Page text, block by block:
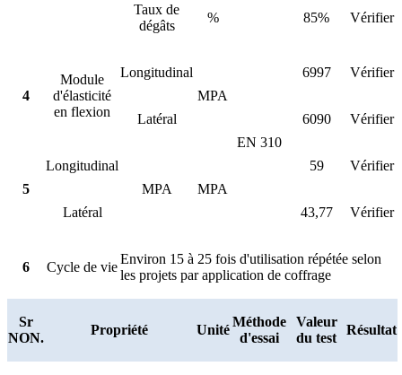
Taux de
dégâts
% 85% Vérifier
4
Module
d'élasticité
en flexion
Longitudinal
MPA
EN 310
6997 Vérifier
Latéral 6090 Vérifier
5
Longitudinal
MPA
MPA
59 Vérifier
Latéral 43,77 Vérifier
6 Cycle de vie
Environ 15 à 25 fois d'utilisation répétée selon
les projets par application de coffrage
Sr
NON.
Propriété Unité
Méthode
d'essai
Valeur
du test
Résultat